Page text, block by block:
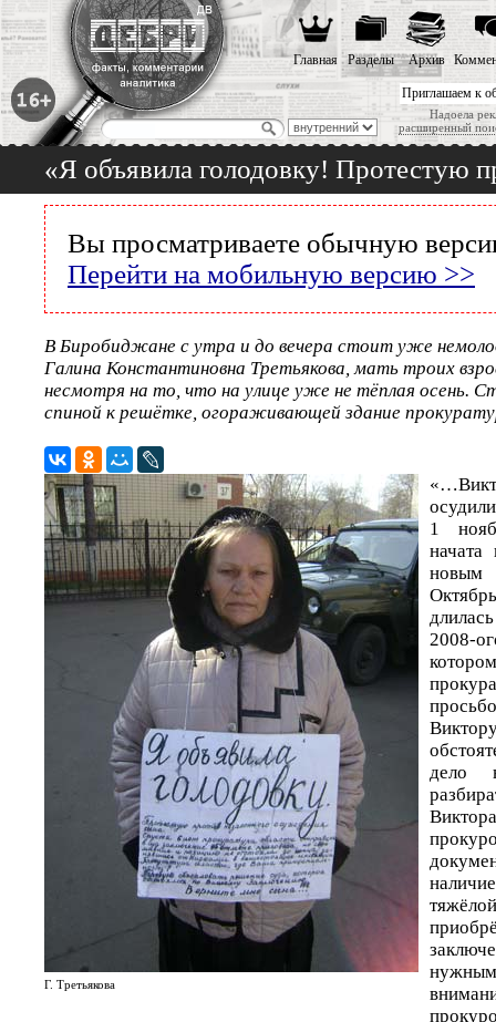
Приглашаем к
Надоела
расширенный
Главная Разделы Архив
«Я объявила голодовку! Протестую
Вы просматриваете обычную
Перейти на мобильную версию >>
В Биробиджане с утра и до вечера стоит уже
Галина Константиновна Третьякова, мать троих
несмотря на то, что на улице уже не тёплая осень.
спиной к решётке, огораживающей здание
Г. Третьякова
1
начата
2008-
дело